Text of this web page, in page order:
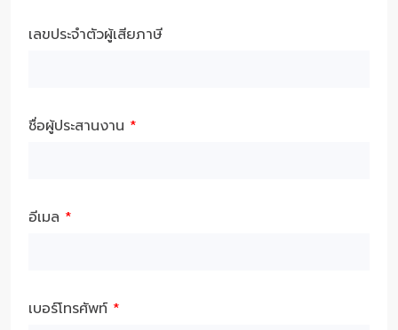
เลขประจำตัวผู้เสียภาษี
ชื่อผู้ประสานงาน *
อีเมล *
เบอร์โทรศัพท์ *